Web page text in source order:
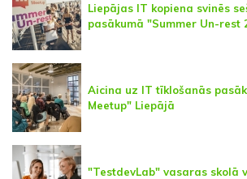
Liepājas IT kopiena svinēs
pasākumā "Summer Un-rest
Aicina uz IT tīklošanās
Meetup" Liepājā
"TestdevLab" vasaras skolā